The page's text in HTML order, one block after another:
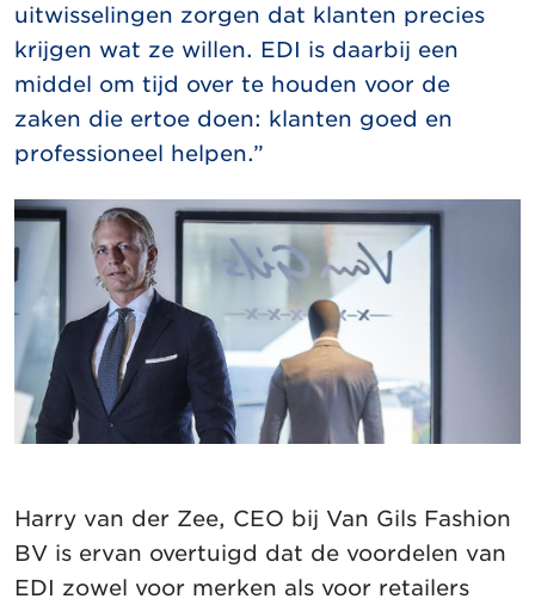
uitwisselingen zorgen dat klanten precies
krijgen wat ze willen. EDI is daarbij een
middel om tijd over te houden voor de
zaken die ertoe doen: klanten goed en
professioneel helpen.”
Harry van der Zee, CEO bij Van Gils Fashion
BV is ervan overtuigd dat de voordelen van
EDI zowel voor merken als voor retailers